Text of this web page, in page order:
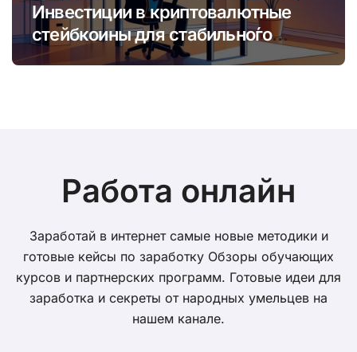
Инвестиции в криптовалютные
стейбкоины для стабильно́го
онлайн-заработка в условиях
Работа онлайн
Заработай в интернет самые новые методики и
готовые кейсы по заработку Обзоры обучающих
курсов и партнерских программ. Готовые идеи для
заработка и секреты от народных умельцев на
нашем канале.